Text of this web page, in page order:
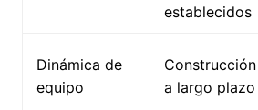
establecidos
Dinámica de
equipo
Construcción
a largo plazo